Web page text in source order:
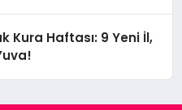
Kura Haftası: 9 Yeni İl,